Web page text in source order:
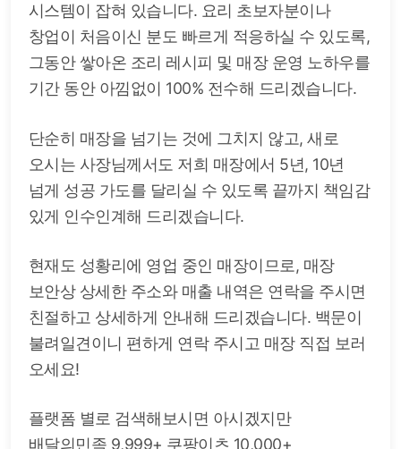
시스템이 잡혀 있습니다. 요리 초보자분이나
창업이 처음이신 분도 빠르게 적응하실 수 있도록,
그동안 쌓아온 조리 레시피 및 매장 운영 노하우를
기간 동안 아낌없이 100% 전수해 드리겠습니다.
단순히 매장을 넘기는 것에 그치지 않고, 새로
오시는 사장님께서도 저희 매장에서 5년, 10년
넘게 성공 가도를 달리실 수 있도록 끝까지 책임감
있게 인수인계해 드리겠습니다.
현재도 성황리에 영업 중인 매장이므로, 매장
보안상 상세한 주소와 매출 내역은 연락을 주시면
친절하고 상세하게 안내해 드리겠습니다. 백문이
불려일견이니 편하게 연락 주시고 매장 직접 보러
오세요!
플랫폼 별로 검색해보시면 아시겠지만
배달의민족 9,999+ 쿠팡이츠 10,000+